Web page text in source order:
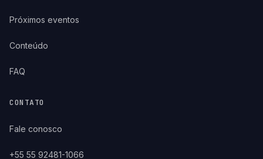
Próximos eventos
Conteúdo
FAQ
CONTATO
Fale conosco
+55 55 92481-1066